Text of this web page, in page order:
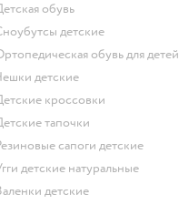
Детская обувь
Сноубутсы детские
Ортопедическая обувь для детей
Чешки детские
Детские кроссовки
Детские тапочки
Резиновые сапоги детские
Угги детские натуральные
Валенки детские